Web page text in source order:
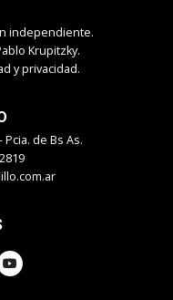
independiente.
Krupitzky.
y privacidad.
de Bs As.